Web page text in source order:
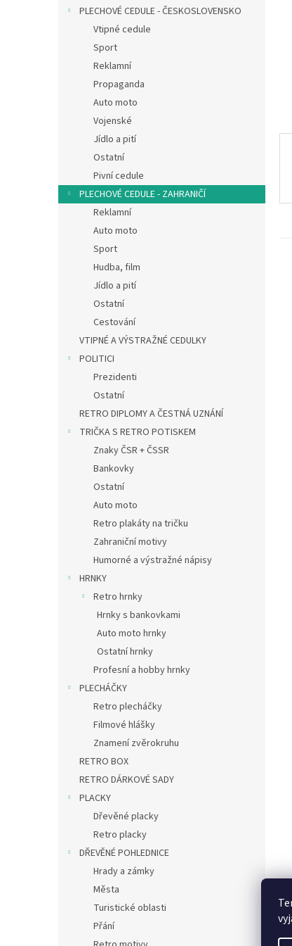
PLECHOVÉ CEDULE - ČESKOSLOVENSKO
Vtipné cedule
Sport
Reklamní
Propaganda
Auto moto
Vojenské
Jídlo a pití
Ostatní
Pivní cedule
PLECHOVÉ CEDULE - ZAHRANIČÍ
Reklamní
Auto moto
Sport
Hudba, film
Jídlo a pití
Ostatní
Cestování
VTIPNÉ A VÝSTRAŽNÉ CEDULKY
POLITICI
Prezidenti
Ostatní
RETRO DIPLOMY A ČESTNÁ UZNÁNÍ
TRIČKA S RETRO POTISKEM
Znaky ČSR + ČSSR
Bankovky
Ostatní
Auto moto
Retro plakáty na tričku
Zahraniční motivy
Humorné a výstražné nápisy
HRNKY
Retro hrnky
Hrnky s bankovkami
Auto moto hrnky
Ostatní hrnky
Profesní a hobby hrnky
PLECHÁČKY
Retro plecháčky
Filmové hlášky
Znamení zvěrokruhu
RETRO BOX
RETRO DÁRKOVÉ SADY
PLACKY
Dřevěné placky
Retro placky
DŘEVĚNÉ POHLEDNICE
Hrady a zámky
Města
Turistické oblasti
Přání